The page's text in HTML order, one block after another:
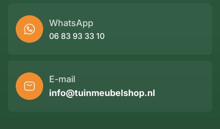
WhatsApp
06 83 93 33 10
E-mail
info@tuinmeubelshop.nl